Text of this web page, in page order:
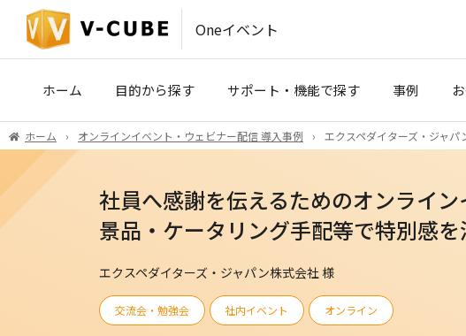
Oneイベント
ホーム 目的から探す
IR・SRコミュニケーション
医療・製薬・学術イベント
サポート・機能で探す
PLATINUM STUDIO（東京）
事例
ホーム オンラインイベント・ウェビナー配信 導入事例 エクスペダイターズ・ジャパ
社員へ感謝を伝えるためのオンライン
景品・ケータリング手配等で特別感を
エクスペダイターズ・ジャパン株式会社 様
交流会・勉強会 社内イベント オンライン